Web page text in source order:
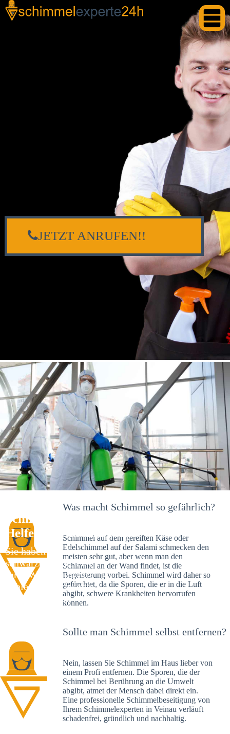
Schimmelexperte in Veinau – Ihr
Helfer an Ort und Stelle
Sie haben kürzlich
schwarze Flecken an
Ihrer Wand entdeckt?
Schlechte Nachrichten:
Sie haben einen
JETZT ANRUFEN!!
Was macht Schimmel so gefährlich?
Schimmel auf dem gereiften Käse oder
Edelschimmel auf der Salami schmecken den
meisten sehr gut, aber wenn man den
Schimmel an der Wand findet, ist die
Begeisterung vorbei. Schimmel wird daher so
gefürchtet, da die Sporen, die er in die Luft
abgibt, schwere Krankheiten hervorrufen
können.
Sollte man Schimmel selbst entfernen?
Nein, lassen Sie Schimmel im Haus lieber von
einem Profi entfernen. Die Sporen, die der
Schimmel bei Berührung an die Umwelt
abgibt, atmet der Mensch dabei direkt ein.
Eine professionelle Schimmelbeseitigung von
Ihrem Schimmelexperten in Veinau verläuft
schadenfrei, gründlich und nachhaltig.